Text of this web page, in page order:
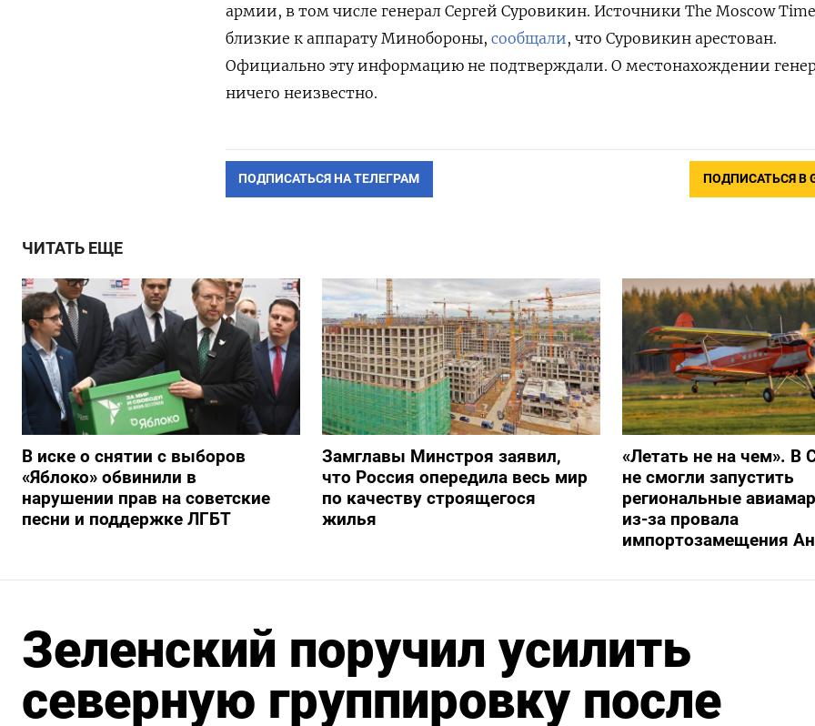
армии, в том числе генерал Сергей Суровикин. Источники The Moscow
близкие к аппарату Минобороны, сообщали, что Суровикин арестован.
Официально эту информацию не подтверждали. О местонахождении
ничего неизвестно.
ПОДПИСАТЬСЯ НА ТЕЛЕГРАМ ПОДПИСАТЬСЯ В
ЧИТАТЬ ЕЩЕ
В иске о снятии с выборов
«Яблоко» обвинили в
нарушении прав на советские
песни и поддержке ЛГБТ
Замглавы Минстроя заявил,
что Россия опередила весь мир
по качеству строящегося
жилья
«Летать не на чем». В
не смогли запустить
региональные
из-за провала
импортозамещения
Зеленский поручил усилить
северную группировку после